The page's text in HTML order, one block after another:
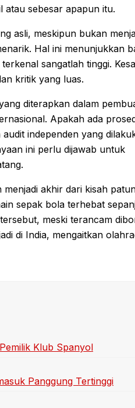
atau sebesar apapun itu.
asli, meskipun bukan
Hal ini menunjukkan
sangatlah tinggi.
kritik yang luas.
diterapkan dalam
Apakah ada
independen yang
ini perlu dijawab untuk
akhir dari kisah
sepak bola terhebat
meski terancam
di India, mengaitkan
Klub Spanyol
Panggung Tertinggi